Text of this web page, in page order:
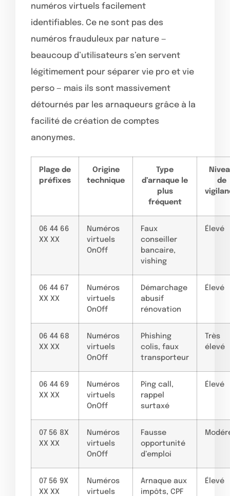
numéros virtuels facilement
identifiables. Ce ne sont pas des
numéros frauduleux par nature —
beaucoup d’utilisateurs s’en servent
légitimement pour séparer vie pro et vie
perso — mais ils sont massivement
détournés par les arnaqueurs grâce à la
facilité de création de comptes
anonymes.
Plage de
préfixes
Origine
technique
Type
d’arnaque le
plus
fréquent
de
06 44 66
XX XX
Numéros
virtuels
OnOff
Faux
conseiller
bancaire,
vishing
Élevé
06 44 67
XX XX
Numéros
virtuels
OnOff
Démarchage
abusif
rénovation
Élevé
06 44 68
XX XX
Numéros
virtuels
OnOff
Phishing
colis, faux
transporteur
Très
élevé
06 44 69
XX XX
Numéros
virtuels
OnOff
Ping call,
rappel
surtaxé
Élevé
07 56 8X
XX XX
Numéros
virtuels
OnOff
Fausse
opportunité
d’emploi
07 56 9X
XX XX
Numéros
virtuels
Arnaque aux
impôts, CPF
Élevé